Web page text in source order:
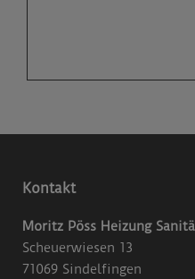
Kontakt
Moritz Pöss Heizung
Scheuerwiesen 13
71069 Sindelfingen